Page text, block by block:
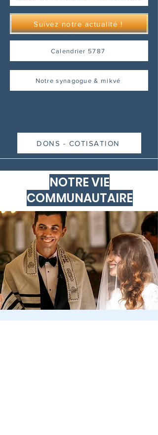
Suivez notre actualité !
Calendrier 5787
Notre synagogue & mikvé
DONS - COTISATION
NOTRE VIE
COMMUNAUTAIRE
Mariage